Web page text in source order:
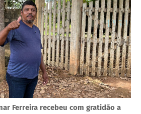
Ferreira recebeu com gratidão a